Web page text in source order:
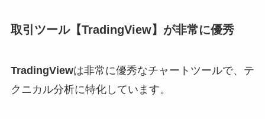
取引ツール【TradingView】が非常に優秀
TradingViewは非常に優秀なチャートツールで、テ
クニカル分析に特化しています。